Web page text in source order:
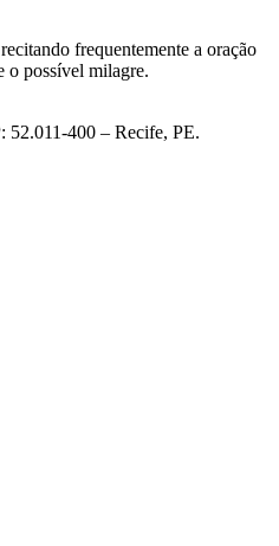
frequentemente a oração
o possível milagre.
52.011-400 – Recife, PE.